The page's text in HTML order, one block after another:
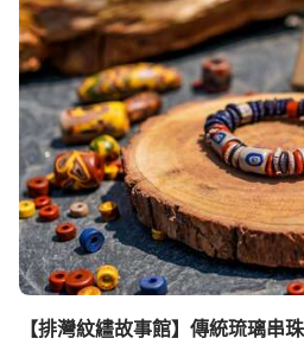
【排灣紋繣故事館】傳統琉璃串